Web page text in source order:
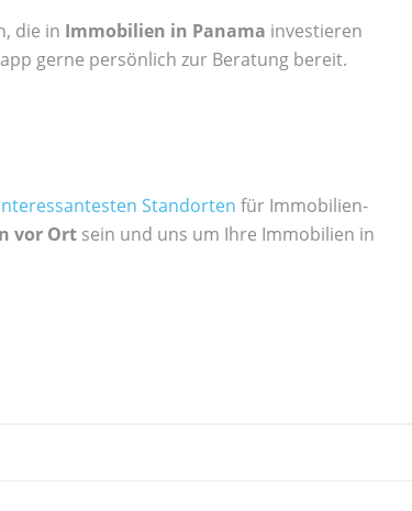
die in Immobilien in Panama investieren
gerne persönlich zur Beratung bereit.
Standorten für Immobilien-
vor Ort sein und uns um Ihre Immobilien in